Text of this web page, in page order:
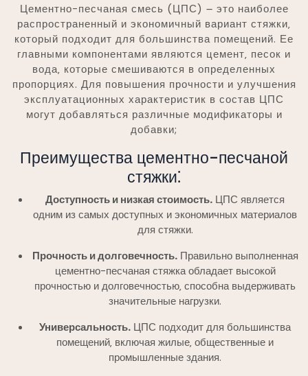
Цементно-песчаная смесь (ЦПС) ౼ это наиболее
распространенный и экономичный вариант стяжки‚
который подходит для большинства помещений. Ее
главными компонентами являются цемент‚ песок и
вода‚ которые смешиваются в определенных
пропорциях. Для повышения прочности и улучшения
эксплуатационных характеристик в состав ЦПС
могут добавляться различные модификаторы и
добавки;
Преимущества цементно-песчаной
стяжки⁚
Доступность и низкая стоимость. ЦПС является
одним из самых доступных и экономичных материалов
для стяжки.
Прочность и долговечность.Правильно выполненная
цементно-песчаная стяжка обладает высокой
прочностью и долговечностью‚ способна выдерживать
значительные нагрузки.
Универсальность. ЦПС подходит для большинства
помещений‚ включая жилые‚ общественные и
промышленные здания.